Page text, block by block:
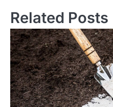
Related Posts